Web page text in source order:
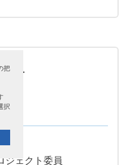
把
択
子
ジェクト委員